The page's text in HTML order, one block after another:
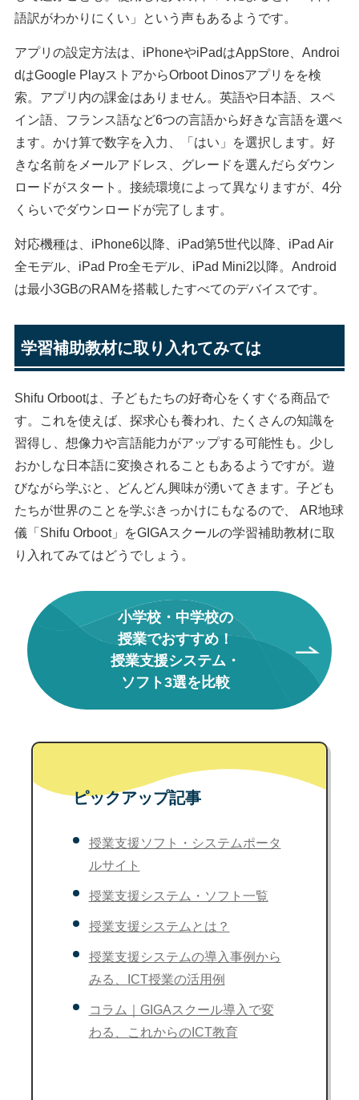
語訳がわかりにくい」という声もあるようです。
アプリの設定方法は、iPhoneやiPadはAppStore、Androi
dはGoogle PlayストアからOrboot Dinosアプリをを検
索。アプリ内の課金はありません。英語や日本語、スペ
イン語、フランス語など6つの言語から好きな言語を選べ
ます。かけ算で数字を入力、「はい」を選択します。好
きな名前をメールアドレス、グレードを選んだらダウン
ロードがスタート。接続環境によって異なりますが、4分
くらいでダウンロードが完了します。
対応機種は、iPhone6以降、iPad第5世代以降、iPad Air
全モデル、iPad Pro全モデル、iPad Mini2以降。Android
は最小3GBのRAMを搭載したすべてのデバイスです。
学習補助教材に取り入れてみては
Shifu Orbootは、子どもたちの好奇心をくすぐる商品で
す。これを使えば、探求心も養われ、たくさんの知識を
習得し、想像力や言語能力がアップする可能性も。少し
おかしな日本語に変換されることもあるようですが。遊
びながら学ぶと、どんどん興味が湧いてきます。子ども
たちが世界のことを学ぶきっかけにもなるので、 AR地球
儀「Shifu Orboot」をGIGAスクールの学習補助教材に取
り入れてみてはどうでしょう。
小学校・中学校の
授業でおすすめ！
授業支援システム・
ソフト3選を比較
ピックアップ記事
授業支援ソフト・システムポータ
ルサイト
授業支援システム・ソフト一覧
授業支援システムとは？
授業支援システムの導入事例から
みる、ICT授業の活用例
コラム｜GIGAスクール導入で変
わる、これからのICT教育